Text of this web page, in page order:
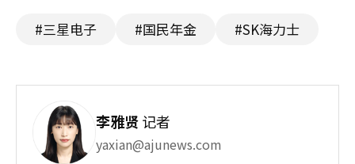
#三星电子 #国民年金 #SK海力士
李雅贤记者
yaxian@ajunews.com